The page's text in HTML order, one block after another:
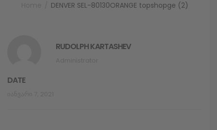
DENVER SEL-80130ORANGE topshopge (2)
RUDOLPH KARTASHEV
DATE